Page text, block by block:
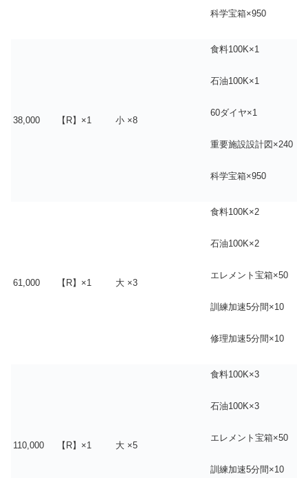
科学宝箱×950
38,000 【R】×1 小 ×8
食料100K×1
石油100K×1
60ダイヤ×1
重要施設設計図×240
科学宝箱×950
61,000 【R】×1 大 ×3
食料100K×2
石油100K×2
エレメント宝箱×50
訓練加速5分間×10
修理加速5分間×10
110,000 【R】×1 大 ×5
食料100K×3
石油100K×3
エレメント宝箱×50
訓練加速5分間×10